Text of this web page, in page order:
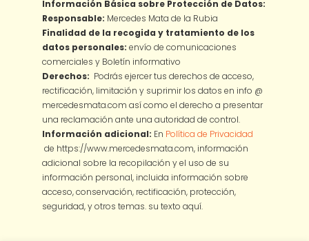
Información Básica sobre Protección de Datos:
Responsable: Mercedes Mata de la Rubia
Finalidad de la recogida y tratamiento de los
datos personales: envío de comunicaciones
comerciales y Boletín informativo
Derechos: Podrás ejercer tus derechos de acceso,
rectificación, limitación y suprimir los datos en info @
mercedesmata.com así como el derecho a presentar
una reclamación ante una autoridad de control.
Información adicional: En Política de Privacidad
de https://www.mercedesmata.com, información
adicional sobre la recopilación y el uso de su
información personal, incluida información sobre
acceso, conservación, rectificación, protección,
seguridad, y otros temas. su texto aquí.